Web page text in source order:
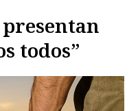
todos”